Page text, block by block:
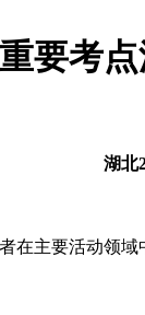
要考
湖北
在主要活动领